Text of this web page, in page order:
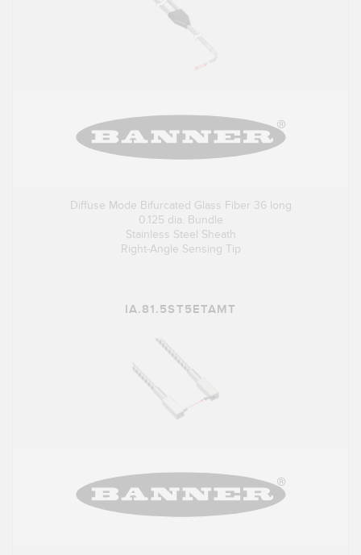
Diffuse Mode Bifurcated Glass Fiber 36 long
0.125 dia. Bundle
Stainless Steel Sheath
Right-Angle Sensing Tip
IA.81.5ST5ETAMT